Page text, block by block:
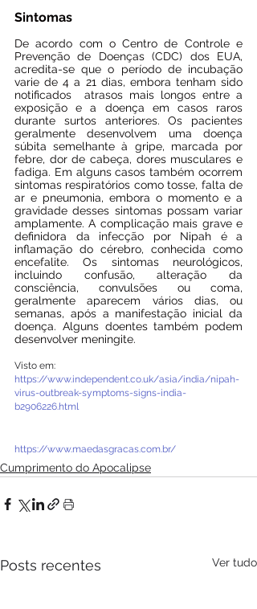
Sintomas
De acordo com o Centro de Controle e
Prevenção de Doenças (CDC) dos EUA,
acredita-se que o período de incubação
varie de 4 a 21 dias, embora tenham sido
notificados  atrasos mais longos entre a
exposição e a doença em casos raros
durante surtos anteriores. Os pacientes
geralmente desenvolvem uma doença
súbita semelhante à gripe, marcada por
febre, dor de cabeça, dores musculares e
fadiga. Em alguns casos também ocorrem
sintomas respiratórios como tosse, falta de
ar e pneumonia, embora o momento e a
gravidade desses sintomas possam variar
amplamente. A complicação mais grave e
definidora da infecção por Nipah é a
inflamação do cérebro, conhecida como
encefalite. Os sintomas neurológicos,
incluindo confusão, alteração da
consciência, convulsões ou coma,
geralmente aparecem vários dias, ou
semanas, após a manifestação inicial da
doença. Alguns doentes também podem
desenvolver meningite.
Visto em:
https://www.independent.co.uk/asia/india/nipah-
virus-outbreak-symptoms-signs-india-
b2906226.html
https://www.maedasgracas.com.br/
Cumprimento do Apocalipse
Posts recentes Ver tudo